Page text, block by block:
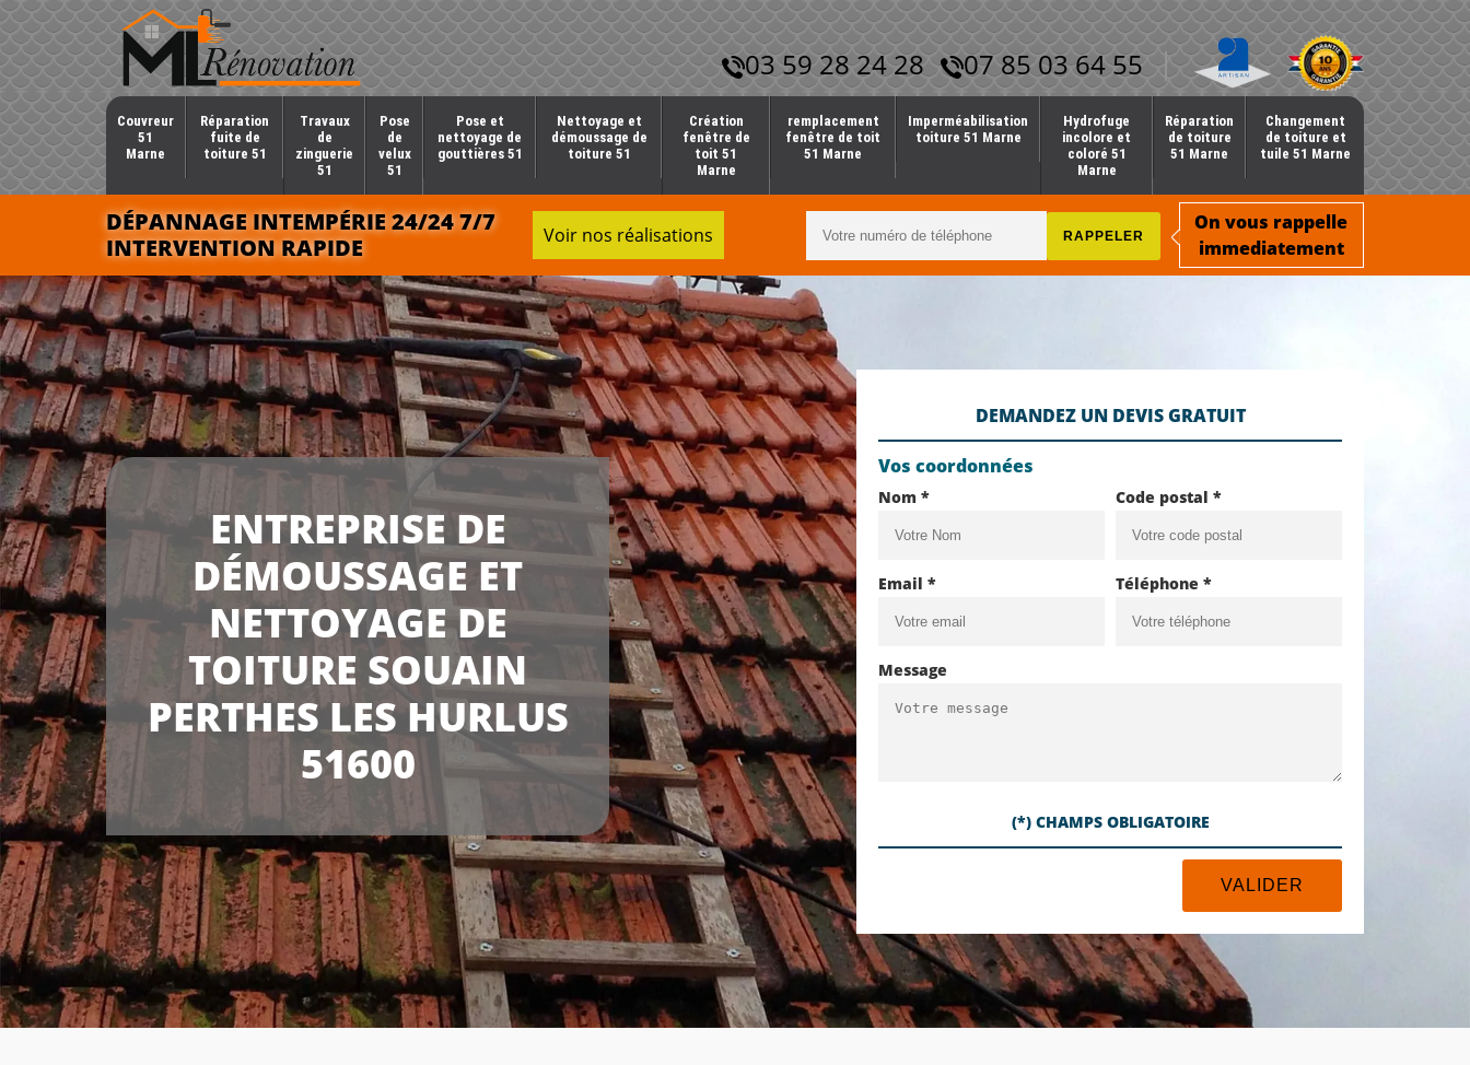
03 59 28 24 28 07 85 03 64 55
Couvreur
51
Marne
Réparation
fuite de
toiture 51
Travaux
de
zinguerie
51
Pose
de
velux
51
Pose et
nettoyage de
gouttières 51
Nettoyage et
démoussage de
toiture 51
Création
fenêtre de
toit 51
Marne
remplacement
fenêtre de toit
51 Marne
Imperméabilisation
toiture 51 Marne
Hydrofuge
incolore et
coloré 51
Marne
Réparation
de toiture
51 Marne
Changement
de toiture et
tuile 51 Marne
DÉPANNAGE INTEMPÉRIE 24/24 7/7
INTERVENTION RAPIDE
Voir nos réalisations
On vous rappelle
immediatement
ENTREPRISE DE
DÉMOUSSAGE ET
NETTOYAGE DE
TOITURE SOUAIN
PERTHES LES HURLUS
51600
DEMANDEZ UN DEVIS GRATUIT
Vos coordonnées
Nom * Code postal *
Email * Téléphone *
Message
(*) CHAMPS OBLIGATOIRE